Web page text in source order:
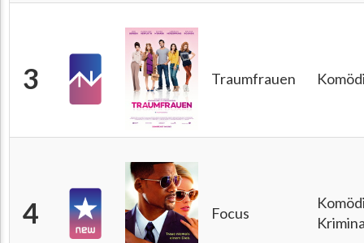
3 Traumfrauen
4 Focus